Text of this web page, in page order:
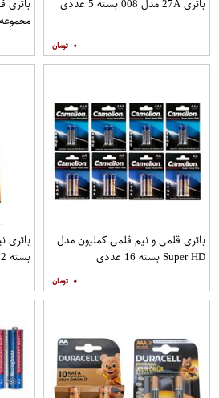
باتری 27A مدل 008 بسته 5 عددی
۰
باتری
باتری قلمی و نیم قلمی کملیون مدل
Super HD بسته 16 عددی
۰
باتری
بسته 2 عددی